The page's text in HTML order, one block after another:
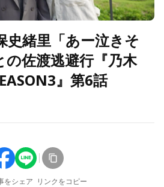
史緒里「あー泣きそ
の佐渡逃避行『乃木
』第6話
をシェア リンクをコピー